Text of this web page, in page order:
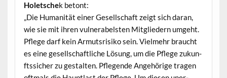
Holetschek betont:
„Die Human­ität ein­er Gesellschaft zeigt sich daran,
wie sie mit ihren vul­ner­a­bel­sten Mit­gliedern umge­ht.
Pflege darf kein Armut­srisiko sein. Vielmehr braucht
es eine gesellschaftliche Lösung, um die Pflege zukun­
ftssich­er zu gestal­ten. Pfle­gende Ange­hörige tra­gen